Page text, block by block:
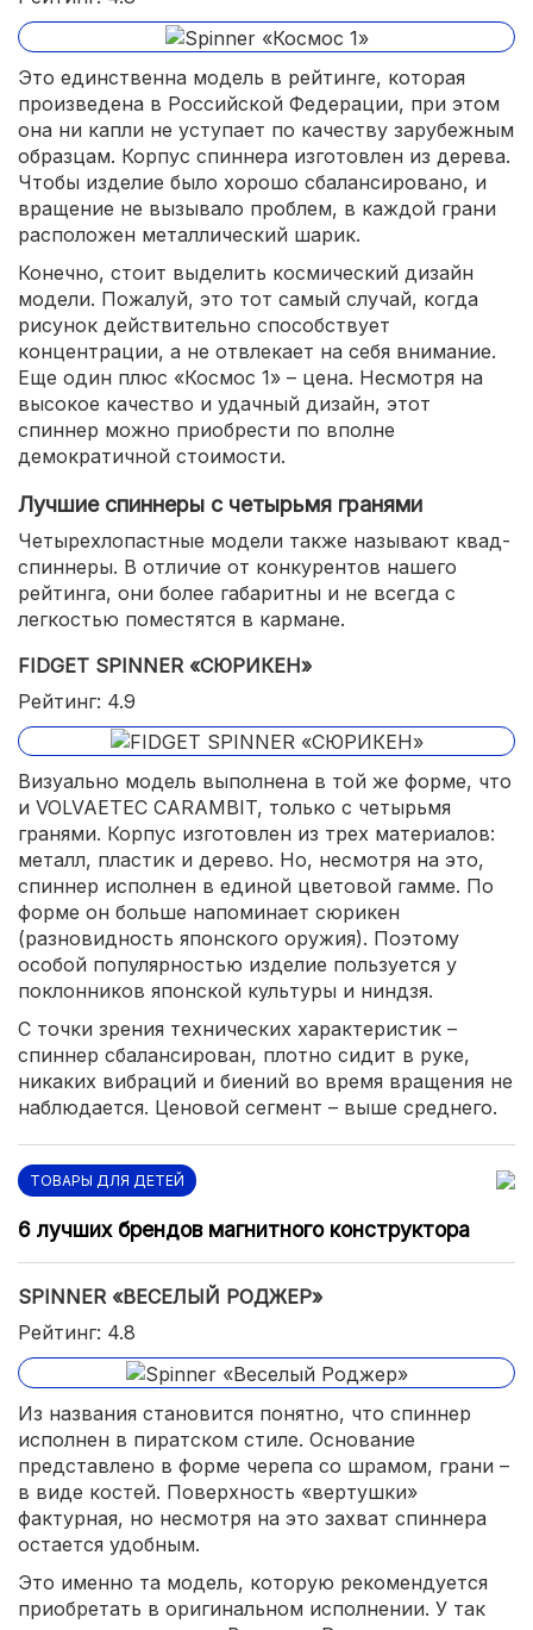
Это единственна модель в рейтинге, которая
произведена в Российской Федерации, при этом
она ни капли не уступает по качеству зарубежным
образцам. Корпус спиннера изготовлен из дерева.
Чтобы изделие было хорошо сбалансировано, и
вращение не вызывало проблем, в каждой грани
расположен металлический шарик.
Конечно, стоит выделить космический дизайн
модели. Пожалуй, это тот самый случай, когда
рисунок действительно способствует
концентрации, а не отвлекает на себя внимание.
Еще один плюс «Космос 1» – цена. Несмотря на
высокое качество и удачный дизайн, этот
спиннер можно приобрести по вполне
демократичной стоимости.
Лучшие спиннеры с четырьмя гранями
Четырехлопастные модели также называют квад-
спиннеры. В отличие от конкурентов нашего
рейтинга, они более габаритны и не всегда с
легкостью поместятся в кармане.
FIDGET SPINNER «СЮРИКЕН»
Рейтинг: 4.9
Визуально модель выполнена в той же форме, что
и VOLVAETEC CARAMBIT, только с четырьмя
гранями. Корпус изготовлен из трех материалов:
металл, пластик и дерево. Но, несмотря на это,
спиннер исполнен в единой цветовой гамме. По
форме он больше напоминает сюрикен
(разновидность японского оружия). Поэтому
особой популярностью изделие пользуется у
поклонников японской культуры и ниндзя.
С точки зрения технических характеристик –
спиннер сбалансирован, плотно сидит в руке,
никаких вибраций и биений во время вращения не
наблюдается. Ценовой сегмент – выше среднего.
ТОВАРЫ ДЛЯ ДЕТЕЙ
6 лучших брендов магнитного конструктора
SPINNER «ВЕСЕЛЫЙ РОДЖЕР»
Рейтинг: 4.8
Из названия становится понятно, что спиннер
исполнен в пиратском стиле. Основание
представлено в форме черепа со шрамом, грани –
в виде костей. Поверхность «вертушки»
фактурная, но несмотря на это захват спиннера
остается удобным.
Это именно та модель, которую рекомендуется
приобретать в оригинальном исполнении. У так